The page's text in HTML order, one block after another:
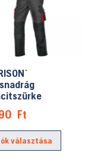
Ft
választása
Ennek